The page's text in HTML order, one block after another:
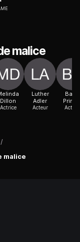
/
malice
malice
Dillon
Actrice
Luther
Adler
Acteur
Barry
Acteur